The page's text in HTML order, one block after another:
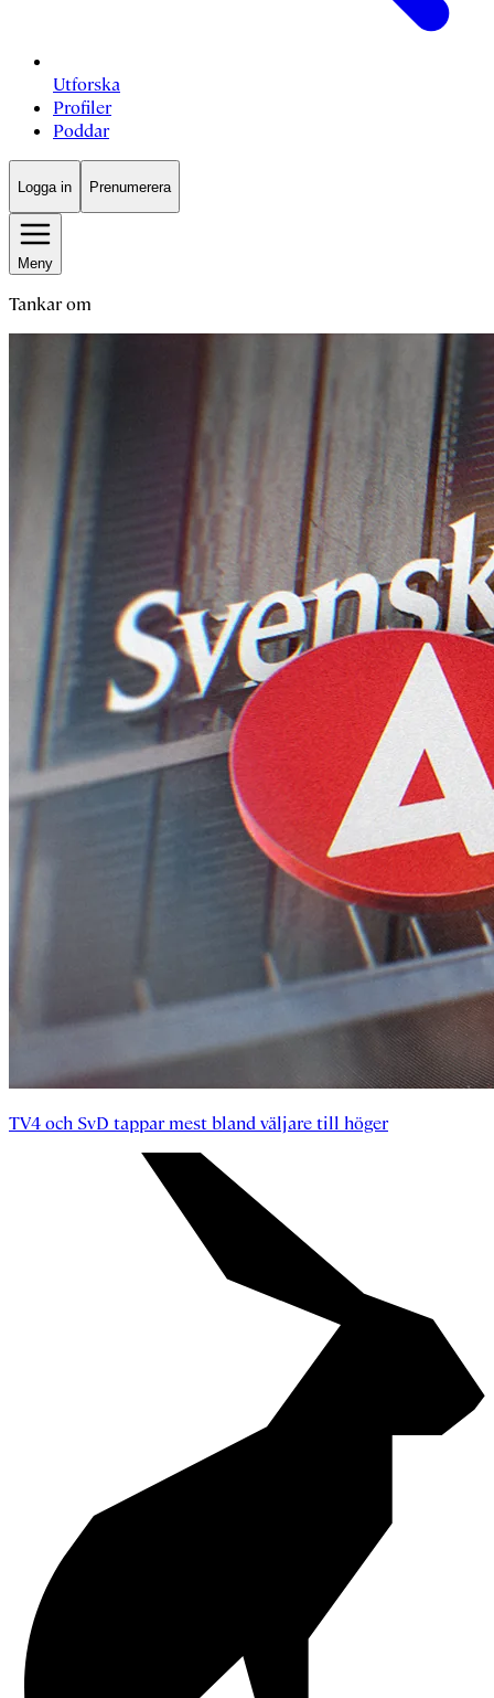
Utforska
Profiler
Poddar
Logga in Prenumerera
Meny
Tankar om
TV4 och SvD tappar mest bland väljare till höger